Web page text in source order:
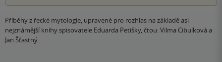
Příběhy z řecké mytologie, upravené pro rozhlas na základě asi
nejznámější knihy spisovatele Eduarda Petišky, čtou: Vilma Cibulková a
Jan Šťastný.